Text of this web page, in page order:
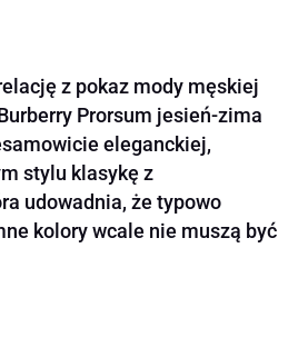
z pokaz mody męskiej
Prorsum jesień-zima
eleganckiej,
stylu klasykę z
udowadnia, że typowo
kolory wcale nie muszą być